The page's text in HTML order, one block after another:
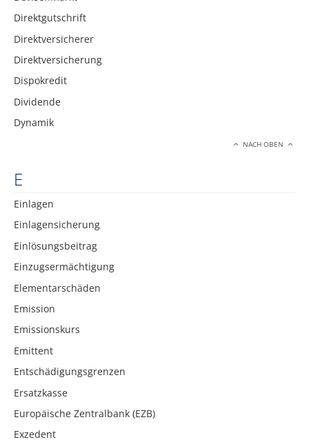
Direktgutschrift
Direktversicherer
Direktversicherung
Dispokredit
Dividende
Dynamik
NACH OBEN
E
Einlagen
Einlagensicherung
Einlösungsbeitrag
Einzugsermächtigung
Elementarschäden
Emission
Emissionskurs
Emittent
Entschädigungsgrenzen
Ersatzkasse
Europäische Zentralbank (EZB)
Exzedent